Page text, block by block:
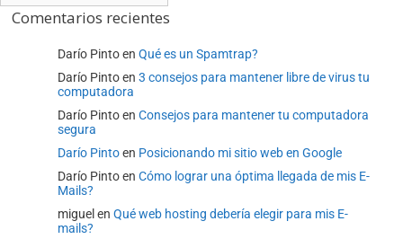
Comentarios recientes
Darío PintoenQué es un Spamtrap?
Darío Pintoen3 consejos para mantener libre de virus tu
computadora
Darío PintoenConsejos para mantener tu computadora
segura
Darío Pintoen Posicionando mi sitio web en Google
Darío PintoenCómo lograr una óptima llegada de mis E-
Mails?
miguel enQué web hosting debería elegir para mis E-
mails?